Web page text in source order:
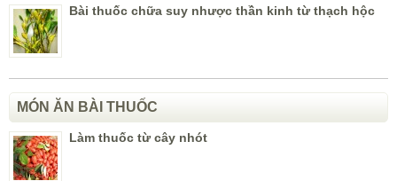
Bài thuốc chữa suy nhược thần kinh từ thạch hộc
MÓN ĂN BÀI THUỐC
Làm thuốc từ cây nhót